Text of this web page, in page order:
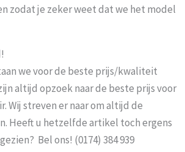
zodat je zeker weet dat we het model
we voor de beste prijs/kwaliteit
altijd opzoek naar de beste prijs voor
Wij streven er naar om altijd de
Heeft u hetzelfde artikel toch ergens
Bel ons! (0174) 384 939